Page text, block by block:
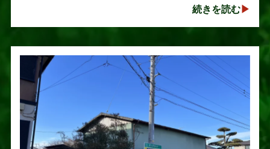
続きを読む